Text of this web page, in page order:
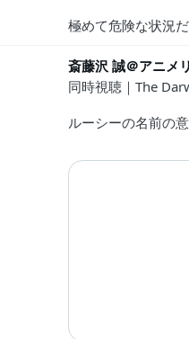
極めて危険な状況だ
斎藤沢 誠＠アニメ
同時視聴｜The
ルーシーの名前の